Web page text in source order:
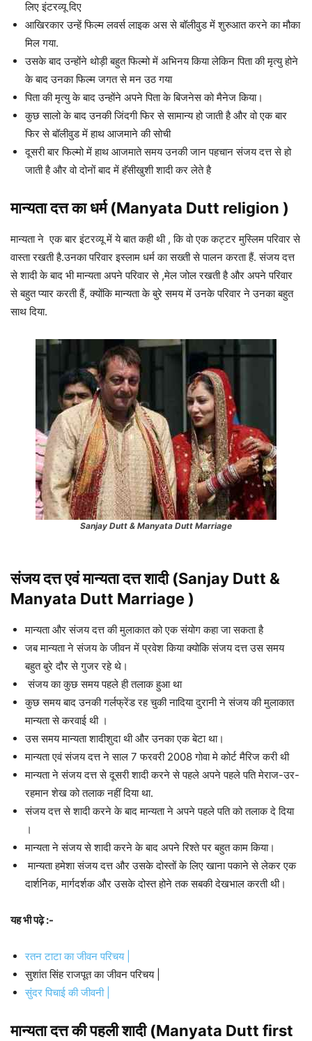
लिए इंटरव्यू दिए
आखिरकार उन्हें फिल्म लवर्स लाइक अस से बॉलीवुड में शुरुआत करने का मौका
मिल गया.
उसके बाद उन्होंने थोड़ी बहुत फिल्मो में अभिनय किया लेकिन पिता की मृत्यु होने
के बाद उनका फिल्म जगत से मन उठ गया
पिता की मृत्यु के बाद उन्होंने अपने पिता के बिजनेस को मैनेज किया।
कुछ सालो के बाद उनकी जिंदगी फिर से सामान्य हो जाती है और वो एक बार
फिर से बॉलीवुड में हाथ आजमाने की सोची
दूसरी बार फिल्मो में हाथ आजमाते समय उनकी जान पहचान संजय दत्त से हो
जाती है और वो दोनों बाद में हॅसीखुशी शादी कर लेते है
मान्यता दत्त का धर्म (Manyata Dutt religion )
मान्यता ने एक बार इंटरव्यू में ये बात कही थी , कि वो एक कट्टर मुस्लिम परिवार से
वास्ता रखती है.उनका परिवार इस्लाम धर्म का सख्ती से पालन करता हैं. संजय दत्त
से शादी के बाद भी मान्यता अपने परिवार से ,मेल जोल रखती है और अपने परिवार
से बहुत प्यार करती हैं, क्योंकि मान्यता के बुरे समय में उनके परिवार ने उनका बहुत
साथ दिया.
Sanjay Dutt & Manyata Dutt Marriage
संजय दत्त एवं मान्यता दत्त शादी (Sanjay Dutt &
Manyata Dutt Marriage )
मान्यता और संजय दत्त की मुलाकात को एक संयोग कहा जा सकता है
जब मान्यता ने संजय के जीवन में प्रवेश किया क्योकि संजय दत्त उस समय
बहुत बुरे दौर से गुजर रहे थे।
संजय का कुछ समय पहले ही तलाक हुआ था
कुछ समय बाद उनकी गर्लफ्रेंड रह चुकी नादिया दुरानी ने संजय की मुलाकात
मान्यता से करवाई थी ।
उस समय मान्यता शादीशुदा थी और उनका एक बेटा था।
मान्यता एवं संजय दत्त ने साल 7 फरवरी 2008 गोवा मे कोर्ट मैरिज करी थी
मान्यता ने संजय दत्त से दूसरी शादी करने से पहले अपने पहले पति मेराज-उर-
रहमान शेख को तलाक नहीं दिया था.
संजय दत्त से शादी करने के बाद मान्यता ने अपने पहले पति को तलाक दे दिया
।
मान्यता ने संजय से शादी करने के बाद अपने रिश्ते पर बहुत काम किया।
मान्यता हमेशा संजय दत्त और उसके दोस्तों के लिए खाना पकाने से लेकर एक
दार्शनिक, मार्गदर्शक और उसके दोस्त होने तक सबकी देखभाल करती थी।
यह भी पढ़े :-
रतन टाटा का जीवन परिचय |
सुशांत सिंह राजपूत का जीवन परिचय |
सुंदर पिचाई की जीवनी |
मान्यता दत्त की पहली शादी (Manyata Dutt first